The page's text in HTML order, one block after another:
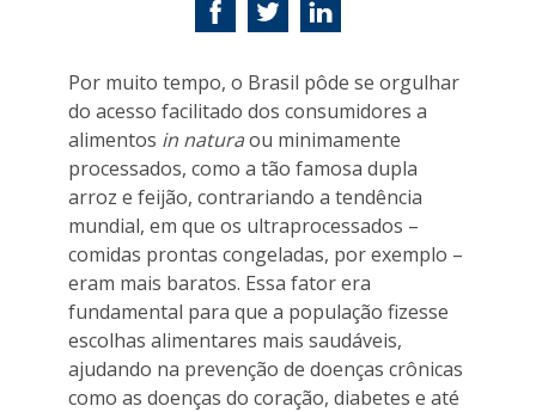
Por muito tempo, o Brasil pôde se orgulhar
do acesso facilitado dos consumidores a
alimentos in naturaou minimamente
processados, como a tão famosa dupla
arroz e feijão, contrariando a tendência
mundial, em que os ultraprocessados –
comidas prontas congeladas, por exemplo –
eram mais baratos. Essa fator era
fundamental para que a população fizesse
escolhas alimentares mais saudáveis,
ajudando na prevenção de doenças crônicas
como as doenças do coração, diabetes e até